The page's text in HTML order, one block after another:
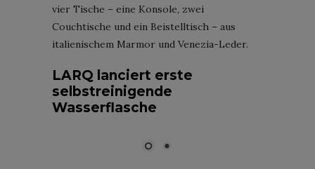
vier Tische – eine Konsole, zwei
Couchtische und ein Beistelltisch – aus
italienischem Marmor und Venezia-Leder.
LARQ lanciert erste
selbstreinigende
Wasserflasche